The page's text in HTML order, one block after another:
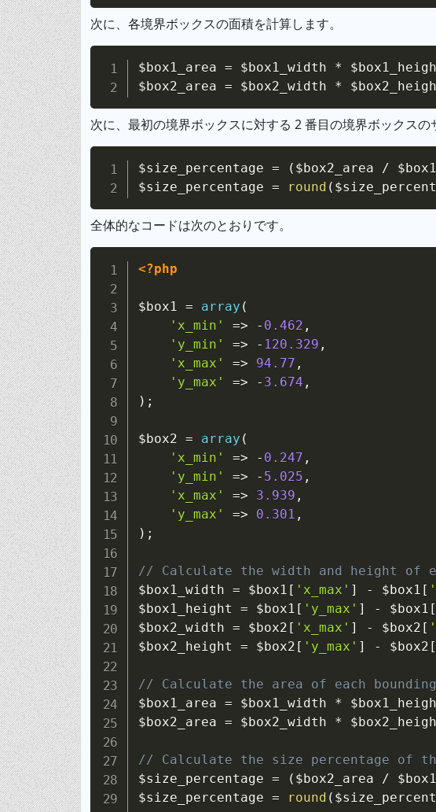
次に、各境界ボックスの面積を計算します。
$box1_area = $box1_width *
$box2_area = $box2_width *
次に、最初の境界ボックスに対する 2 番目の境界ボックスの
$size_percentage = ( $box2_area /
$size_percentage = round (
全体的なコードは次のとおりです。
<?php
$box1 = array (
'x_min'
=> - 0.462 ,
'y_min'
=> - 120.329 ,
'x_max'
=> 94.77 ,
'y_max'
=> - 3.674 ,
) ;
$box2 = array (
'x_min'
=> - 0.247 ,
'y_min'
=> - 5.025 ,
'x_max'
=> 3.939 ,
'y_max'
=> 0.301 ,
) ;
// Calculate the width and height of
$box1_width = $box1 [ 'x_max' ] - $box1 [
$box1_height
= $box1 [ 'y_max' ] - $box1 [
$box2_width = $box2 [ 'x_max' ] - $box2 [
$box2_height
= $box2 [ 'y_max' ] - $box2 [
// Calculate the area of each
$box1_area = $box1_width *
$box2_area = $box2_width *
// Calculate the size percentage of
$size_percentage = ( $box2_area /
$size_percentage = round (